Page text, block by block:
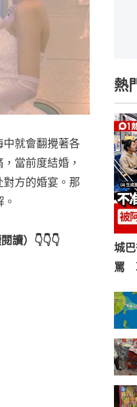
就會翻攪著各
當前度結婚，
方的婚宴。那
讀）👇👇👇
熱
城
罵